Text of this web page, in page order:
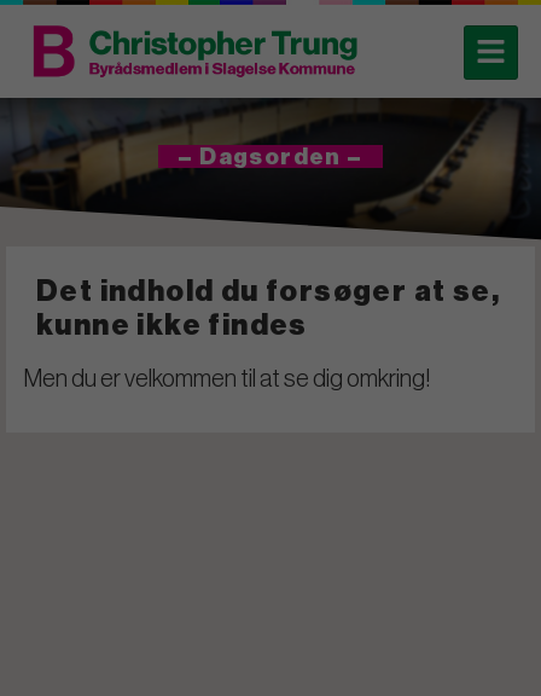
– Dagsorden –
Det indhold du forsøger at se,
kunne ikke findes
Men du er velkommen til at se dig omkring!